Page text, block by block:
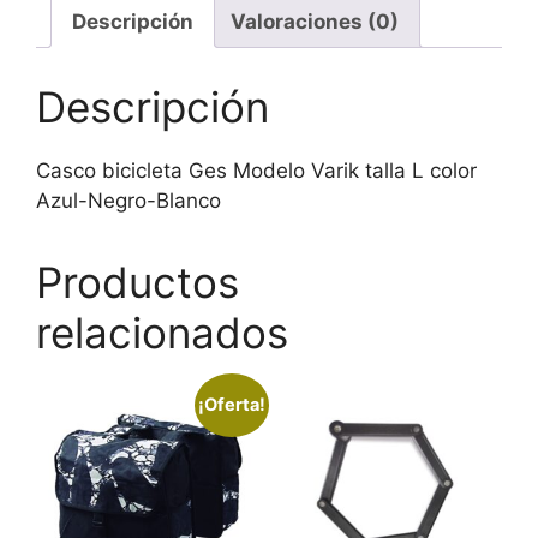
color
Azul-
Blanco
Descripción Valoraciones (0)
Descripción
Casco bicicleta Ges Modelo Varik talla L color
Azul-Negro-Blanco
Productos
relacionados
¡Oferta!